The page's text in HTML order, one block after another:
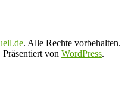
. Alle Rechte vorbehalten.
von WordPress.